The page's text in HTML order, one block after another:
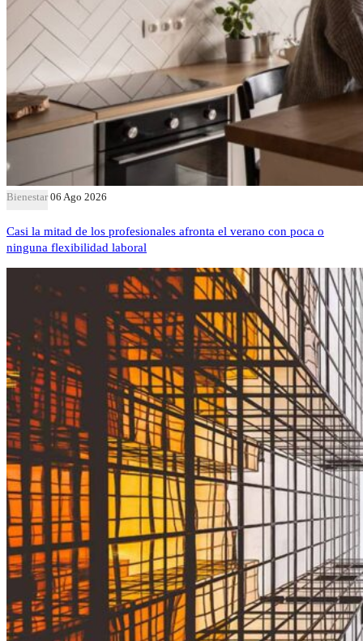
Bienestar 06 Ago 2026
Casi la mitad de los profesionales afronta el verano con poca o
ninguna flexibilidad laboral